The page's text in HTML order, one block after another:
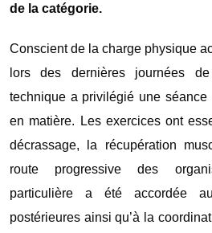
de la catégorie.
Conscient de la charge physique
lors des dernières journées
technique a privilégié une séance
en matière. Les exercices ont
décrassage, la récupération
route progressive des
particulière a été accordée
postérieures ainsi qu’à la